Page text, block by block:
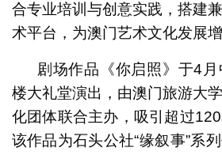
合专业培训与创意实践，搭建
术平台，为澳门艺术文化发展增
剧场作品《你启照》于4
楼大礼堂演出，由澳门旅游大
化团体联合主办，吸引超过120
该作品为石头公社“缘叙事”系